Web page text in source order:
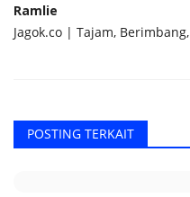
Ramlie
Jagok.co | Tajam,
POSTING TERKAIT